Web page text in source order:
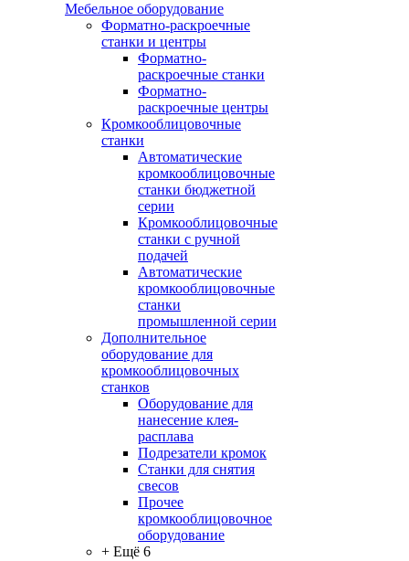
Мебельное оборудование
Форматно-раскроечные
станки и центры
Форматно-
раскроечные станки
Форматно-
раскроечные центры
Кромкооблицовочные
станки
Автоматические
кромкооблицовочные
станки бюджетной
серии
Кромкооблицовочные
станки с ручной
подачей
Автоматические
кромкооблицовочные
станки
промышленной серии
Дополнительное
оборудование для
кромкооблицовочных
станков
Оборудование для
нанесение клея-
расплава
Подрезатели кромок
Станки для снятия
свесов
Прочее
кромкооблицовочное
оборудование
+ Ещё 6